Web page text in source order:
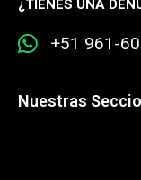
¿TIENES UNA
+51 961-
Nuestras